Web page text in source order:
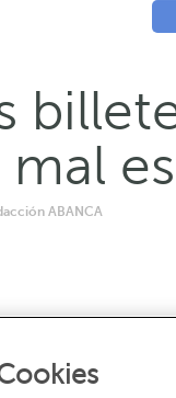
ABANCA
a pagar y te
aceptarlo. ¿Qué se